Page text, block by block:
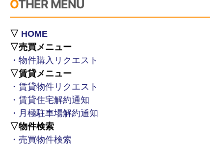
OTHER MENU
▽ HOME
▽売買メニュー
・物件購入リクエスト
▽賃貸メニュー
・賃貸物件リクエスト
・賃貸住宅解約通知
・月極駐車場解約通知
▽物件検索
・売買物件検索